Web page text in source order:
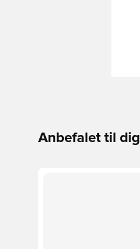
Anbefalet til dig